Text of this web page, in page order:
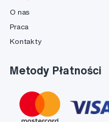
O nas
Praca
Kontakty
Metody Płatności